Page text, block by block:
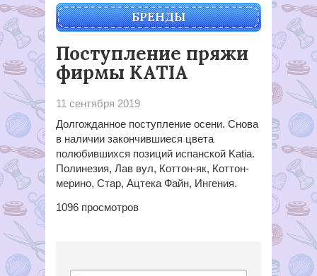
БРЕНДЫ
Поступление пряжи
фирмы KATIA
11 сентября 2019
Долгожданное поступление осени. Снова
в наличии закончившиеся цвета
полюбившихся позиций испанской Katia.
Полинезия, Лав вул, Коттон-як, Коттон-
мерино, Стар, Ацтека Файн, Ингения.
1096 просмотров